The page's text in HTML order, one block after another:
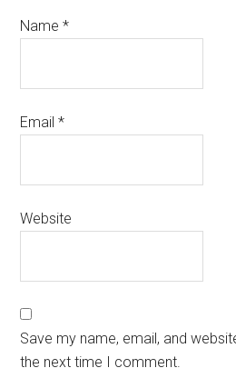
Name*
Email*
Website
Save my name, email, and
the next time I comment.